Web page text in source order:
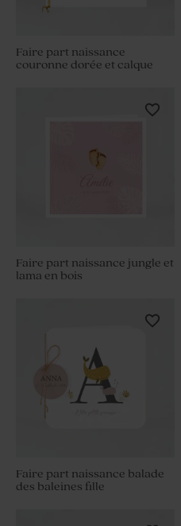
Faire part naissance
couronne dorée et calque
Faire part naissance jungle et
lama en bois
Faire part naissance balade
des baleines fille